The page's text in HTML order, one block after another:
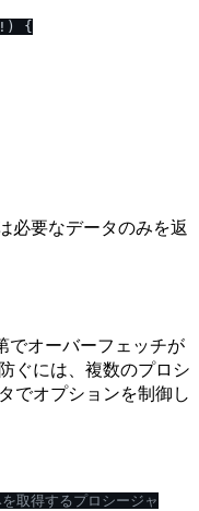
! )
{
必要なデータのみを返
でオーバーフェッチが
ぐには、複数のプロシ
でオプションを制御し
取得するプロシージャ